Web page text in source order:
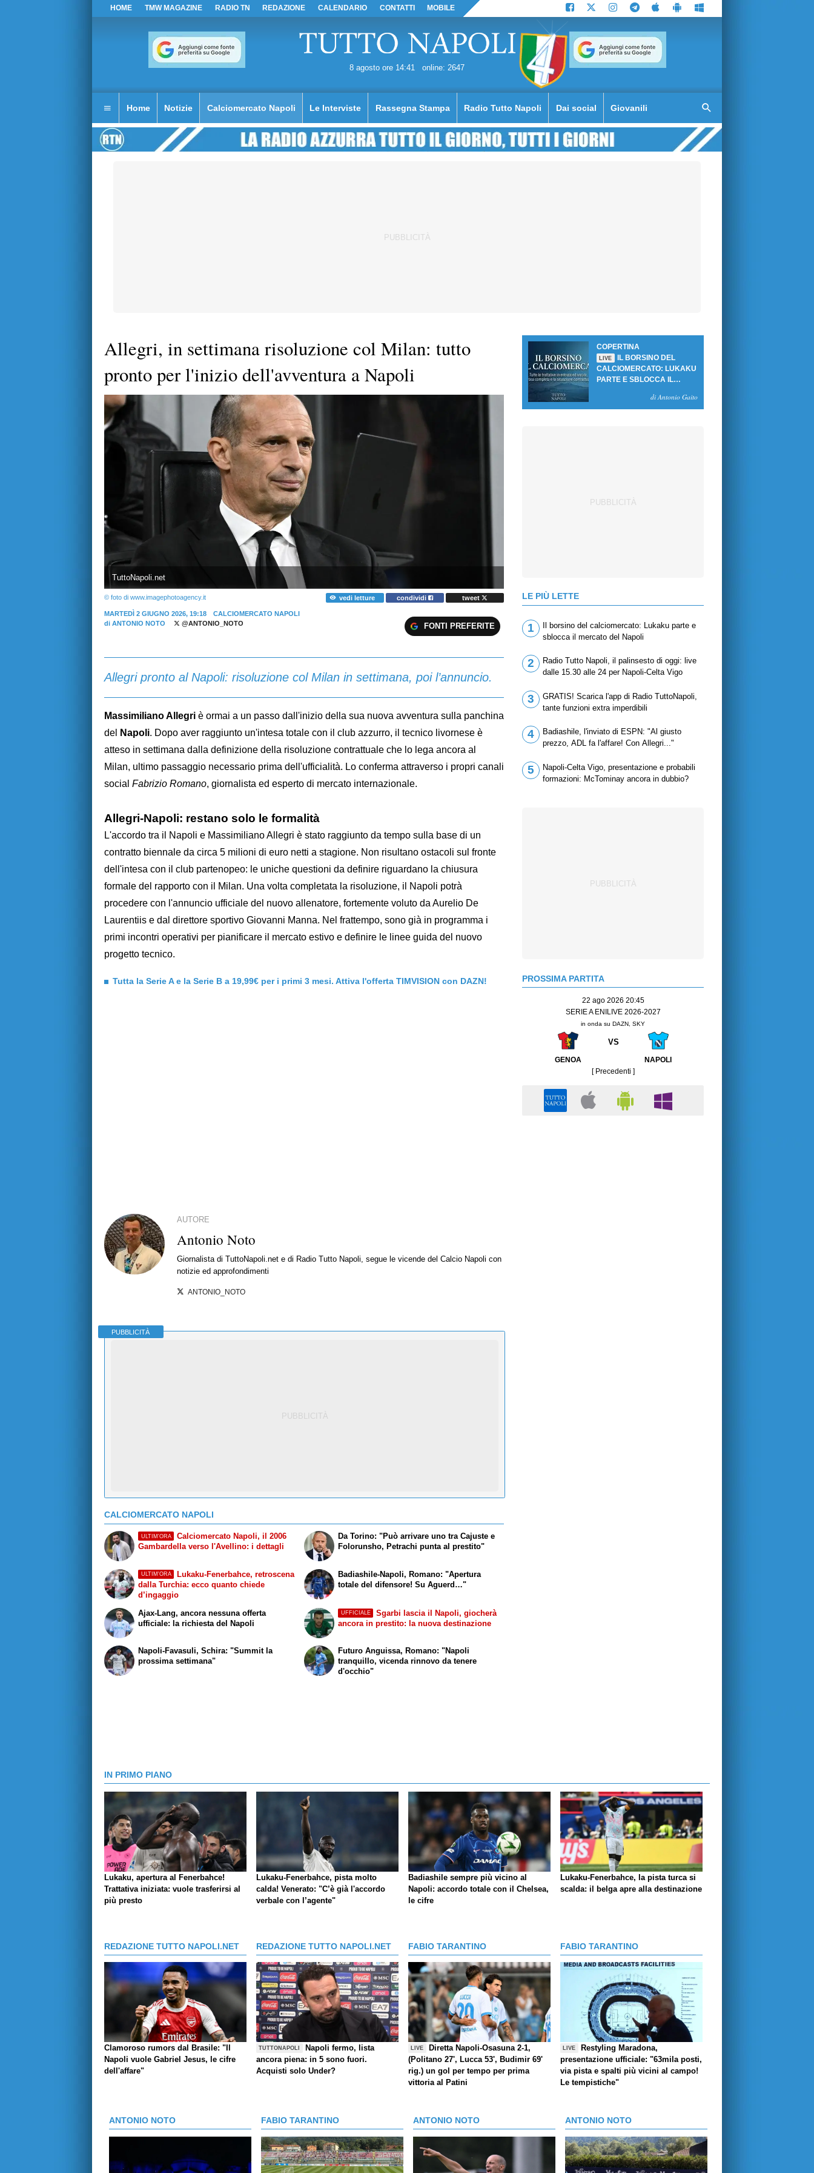
HOME TMW MAGAZINE RADIO TN REDAZIONE CALENDARIO CONTATTI MOBILE
8 agosto ore 14:41 online: 2647
Home Notizie Calciomercato Napoli Le Interviste Rassegna Stampa Radio Tutto Napoli Dai social Giovanili
Allegri, in settimana risoluzione col Milan: tutto
pronto per l'inizio dell'avventura a Napoli
TuttoNapoli.net
© foto di www.imagephotoagency.it vedi letture condividi tweet
MARTEDÌ 2 GIUGNO 2026, 19:18
CALCIOMERCATO NAPOLI
di ANTONIO NOTO @ANTONIO_NOTO FONTI PREFERITE
Allegri pronto al Napoli: risoluzione col Milan in settimana, poi l’annuncio.
Massimiliano Allegri è ormai a un passo dall'inizio della sua nuova avventura sulla panchina
del
Napoli. Dopo aver raggiunto un'intesa totale con il club azzurro, il tecnico livornese è
atteso in settimana dalla definizione della risoluzione contrattuale che lo lega ancora al
Milan, ultimo passaggio necessario prima dell'ufficialità. Lo conferma attraverso i propri canali
social Fabrizio Romano, giornalista ed esperto di mercato internazionale.
Allegri-Napoli: restano solo le formalità
L'accordo tra il Napoli e Massimiliano Allegri è stato raggiunto da tempo sulla base di un
contratto biennale da circa 5 milioni di euro netti a stagione. Non risultano ostacoli sul fronte
dell'intesa con il club partenopeo: le uniche questioni da definire riguardano la chiusura
formale del rapporto con il Milan. Una volta completata la risoluzione, il Napoli potrà
procedere con l'annuncio ufficiale del nuovo allenatore, fortemente voluto da Aurelio De
Laurentiis e dal direttore sportivo Giovanni Manna. Nel frattempo, sono già in programma i
primi incontri operativi per pianificare il mercato estivo e definire le linee guida del nuovo
progetto tecnico.
Tutta la Serie A e la Serie B a 19,99€ per i primi 3 mesi. Attiva l'offerta TIMVISION con DAZN!
AUTORE
Antonio Noto
Giornalista di TuttoNapoli.net e di Radio Tutto Napoli, segue le vicende del Calcio Napoli con
notizie ed approfondimenti
ANTONIO_NOTO
PUBBLICITÀ
CALCIOMERCATO NAPOLI
ULTIM'ORA
Calciomercato Napoli, il 2006
Gambardella verso l'Avellino: i dettagli
ULTIM'ORA
Lukaku-Fenerbahce, retroscena
dalla Turchia: ecco quanto chiede
d’ingaggio
Da Torino: "Può arrivare uno tra Cajuste e
Folorunsho, Petrachi punta al prestito"
Badiashile-Napoli, Romano: "Apertura
totale del difensore! Su Aguerd…"
Ajax-Lang, ancora nessuna offerta
ufficiale: la richiesta del Napoli
Napoli-Favasuli, Schira: "Summit la
prossima settimana"
UFFICIALE
Sgarbi lascia il Napoli, giocherà
ancora in prestito: la nuova destinazione
Futuro Anguissa, Romano: "Napoli
tranquillo, vicenda rinnovo da tenere
d'occhio"
COPERTINA
LIVE
IL BORSINO DEL
CALCIOMERCATO: LUKAKU
PARTE E SBLOCCA IL
di Antonio Gaito
LE PIÙ LETTE
1
Il borsino del calciomercato: Lukaku parte e
sblocca il mercato del Napoli
2
Radio Tutto Napoli, il palinsesto di oggi: live
dalle 15.30 alle 24 per Napoli-Celta Vigo
3
GRATIS! Scarica l'app di Radio TuttoNapoli,
tante funzioni extra imperdibili
4
Badiashile, l'inviato di ESPN: "Al giusto
prezzo, ADL fa l'affare! Con Allegri..."
5
Napoli-Celta Vigo, presentazione e probabili
formazioni: McTominay ancora in dubbio?
PROSSIMA PARTITA
22 ago 2026 20:45
SERIE A ENILIVE 2026-2027
in onda su DAZN, SKY
VS
GENOA
NAPOLI
[ Precedenti ]
IN PRIMO PIANO
Lukaku, apertura al Fenerbahce!
Trattativa iniziata: vuole trasferirsi al
più presto
Lukaku-Fenerbahce, pista molto
calda! Venerato: "C’è già l'accordo
verbale con l’agente"
Badiashile sempre più vicino al
Napoli: accordo totale con il Chelsea,
le cifre
Lukaku-Fenerbahce, la pista turca si
scalda: il belga apre alla destinazione
REDAZIONE TUTTO NAPOLI.NET
Clamoroso rumors dal Brasile: "Il
Napoli vuole Gabriel Jesus, le cifre
dell'affare"
REDAZIONE TUTTO NAPOLI.NET
TUTTONAPOLI
Napoli fermo, lista
ancora piena: in 5 sono fuori.
Acquisti solo Under?
FABIO TARANTINO
LIVE
Diretta Napoli-Osasuna 2-1,
(Politano 27', Lucca 53', Budimir 69'
rig.) un gol per tempo per prima
vittoria al Patini
FABIO TARANTINO
LIVE
Restyling Maradona,
presentazione ufficiale: "63mila posti,
via pista e spalti più vicini al campo!
Le tempistiche"
ANTONIO NOTO FABIO TARANTINO ANTONIO NOTO ANTONIO NOTO